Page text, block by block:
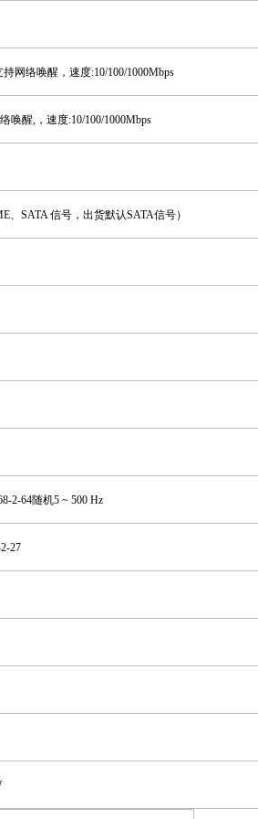
持网络唤醒 ，速度:10/100/1000Mbps
唤醒, ，速度:10/100/1000Mbps
、SATA 信号 ，出货默认SATA信号）
2-64随机5 ~ 500 Hz
27